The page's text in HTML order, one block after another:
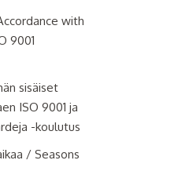
with
9001
sisäiset
ISO 9001 ja
-koulutus
/ Seasons